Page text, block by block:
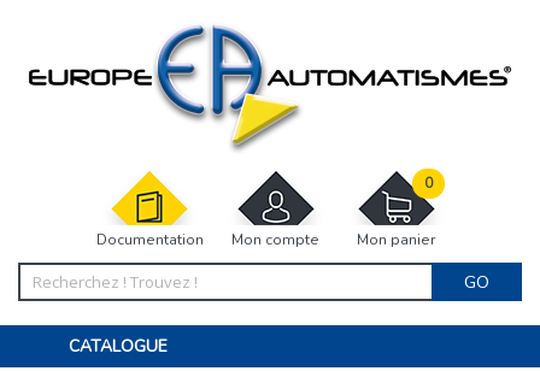
Documentation Mon compte Mon panier
0
GO
CATALOGUE